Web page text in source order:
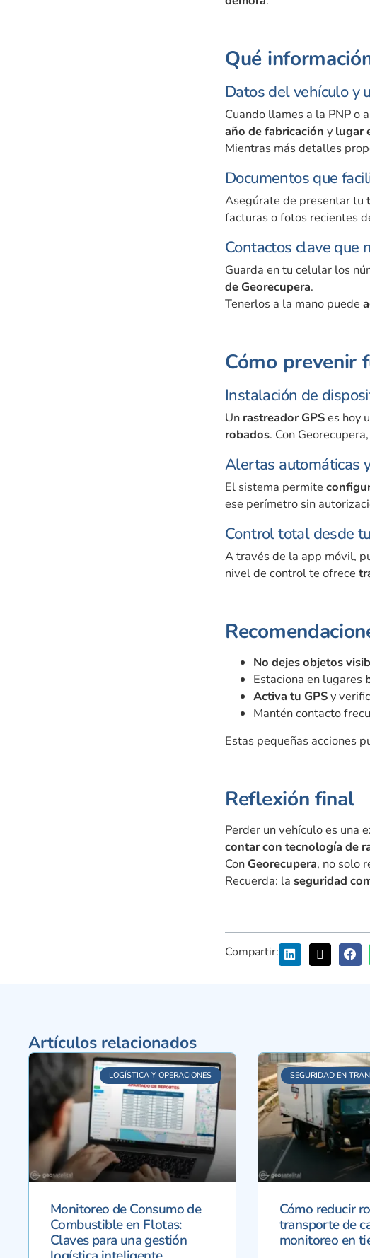
Qué
Datos del vehículo y
Cuando llames a la PNP o
año de fabricación y lugar
Mientras más detalles
Documentos que
Asegúrate de presentar tu
facturas o fotos recientes
Contactos clave que
Guarda en tu celular los
de Georecupera.
Tenerlos a la mano puede
Cómo prevenir
Instalación de
Un rastreador GPSes hoy
robados. Con
Alertas automáticas
El sistema permite
ese perímetro sin
Control total desde
A través de la app móvil,
nivel de control te ofrece
No dejes objetos
Estaciona en lugares
Activa tu GPSy
Mantén contacto
Estas pequeñas acciones
Reflexión final
Perder un vehículo es una
contar con tecnología de
Con Georecupera, no solo
Recuerda: la seguridad
Compartir:
Artículos relacionados
LOGÍSTICA Y OPERACIONES
Monitoreo de Consumo de
Combustible en Flotas:
Claves para una gestión
SEGURIDAD EN
Cómo reducir
transporte de
monitoreo en